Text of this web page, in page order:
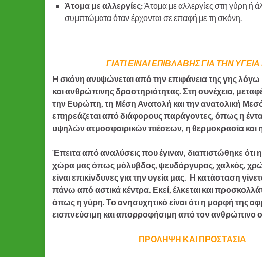
Άτομα με αλλεργίες:Άτομα με αλλεργίες στη γύρη ή
συμπτώματα όταν έρχονται σε επαφή με τη σκόνη.
ΓΙΑΤΙ ΕΙΝΑΙ ΕΠΙΒΛΑΒΗΣ ΓΙΑ ΤΗΝ
Η σκόνη ανυψώνεται από την επιφάνεια της γης
και ανθρώπινης δραστηριότητας. Στη συνέχεια,
την Ευρώπη, τη Μέση Ανατολή και την ανατολική
επηρεάζεται από διάφορους παράγοντες, όπως η
υψηλών ατμοσφαιρικών πιέσεων, η θερμοκρασία και
Έπειτα από αναλύσεις που έγιναν, διαπιστώθηκε ότι
χώρα μας όπως μόλυβδος, ψευδάργυρος, χαλκός,
είναι επικίνδυνες για την υγεία μας. Η κατάσταση
πάνω από αστικά κέντρα. Εκεί, έλκεται και
όπως η γύρη. Το ανησυχητικό είναι ότι η μορφή της
εισπνεύσιμη και απορροφήσιμη από τον ανθρώπινο
ΠΡΟΛΗΨΗ ΚΑΙ ΠΡΟΣΤΑΣΙΑ